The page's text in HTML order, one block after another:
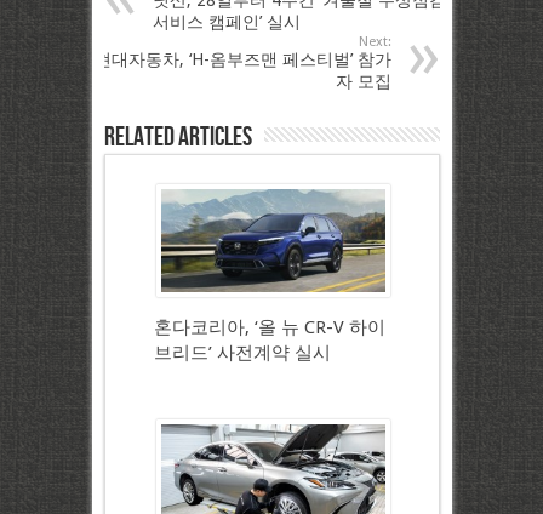
서비스 캠페인’ 실시
Next:
현대자동차, ‘H-옴부즈맨 페스티벌’ 참가
자 모집
Related Articles
혼다코리아, ‘올 뉴 CR-V 하이
브리드’ 사전계약 실시